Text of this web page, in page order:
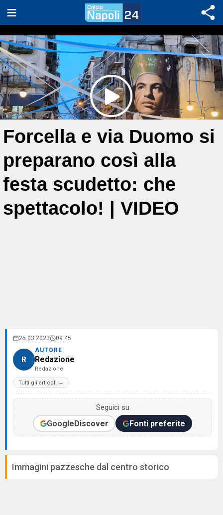
Forcella e via Duomo si
preparano così alla
festa scudetto: che
spettacolo! | VIDEO
25.03.2023 09:45
R
AUTORE
Redazione
Redazione
Tutti gli articoli →
Seguici su
GoogleDiscover Fonti preferite
Immagini pazzesche dal centro storico